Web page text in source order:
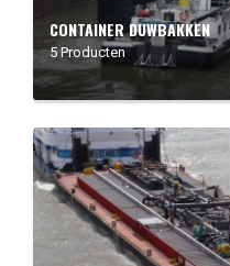
CONTAINER DUWBAKKEN
5 Producten